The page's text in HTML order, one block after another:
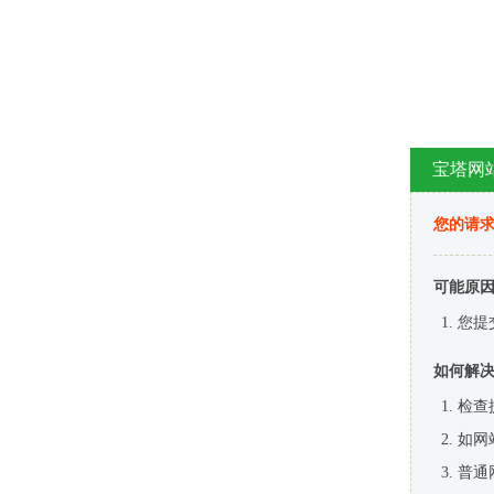
宝塔网
您的请
可能原
您提
如何解
检查
如网
普通